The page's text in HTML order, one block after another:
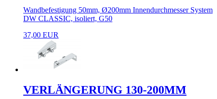
Wandbefestigung 50mm, Ø200mm Innendurchmesser System
DW CLASSIC, isoliert, G50
37,00 EUR
VERLÄNGERUNG 130-200MM